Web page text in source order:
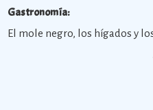
Gastronomía:
El mole negro, los hígados y